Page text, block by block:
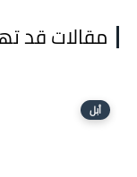
مقالات قد
أبل